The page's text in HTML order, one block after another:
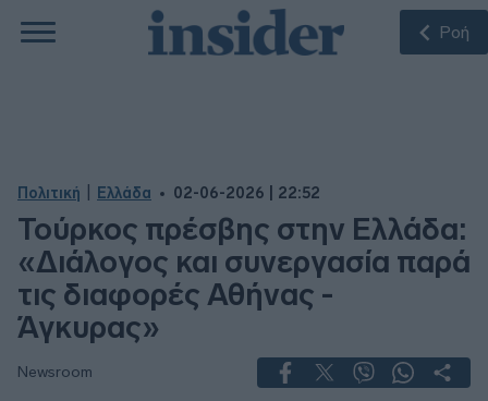
Ροή
Πολιτική Ελλάδα 02-06-2026 | 22:52
Τούρκος πρέσβης στην Ελλάδα:
«Διάλογος και συνεργασία παρά
τις διαφορές Αθήνας -
Άγκυρας»
Newsroom